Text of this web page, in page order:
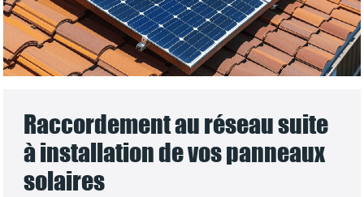
Raccordement au réseau suite
à installation de vos panneaux
solaires